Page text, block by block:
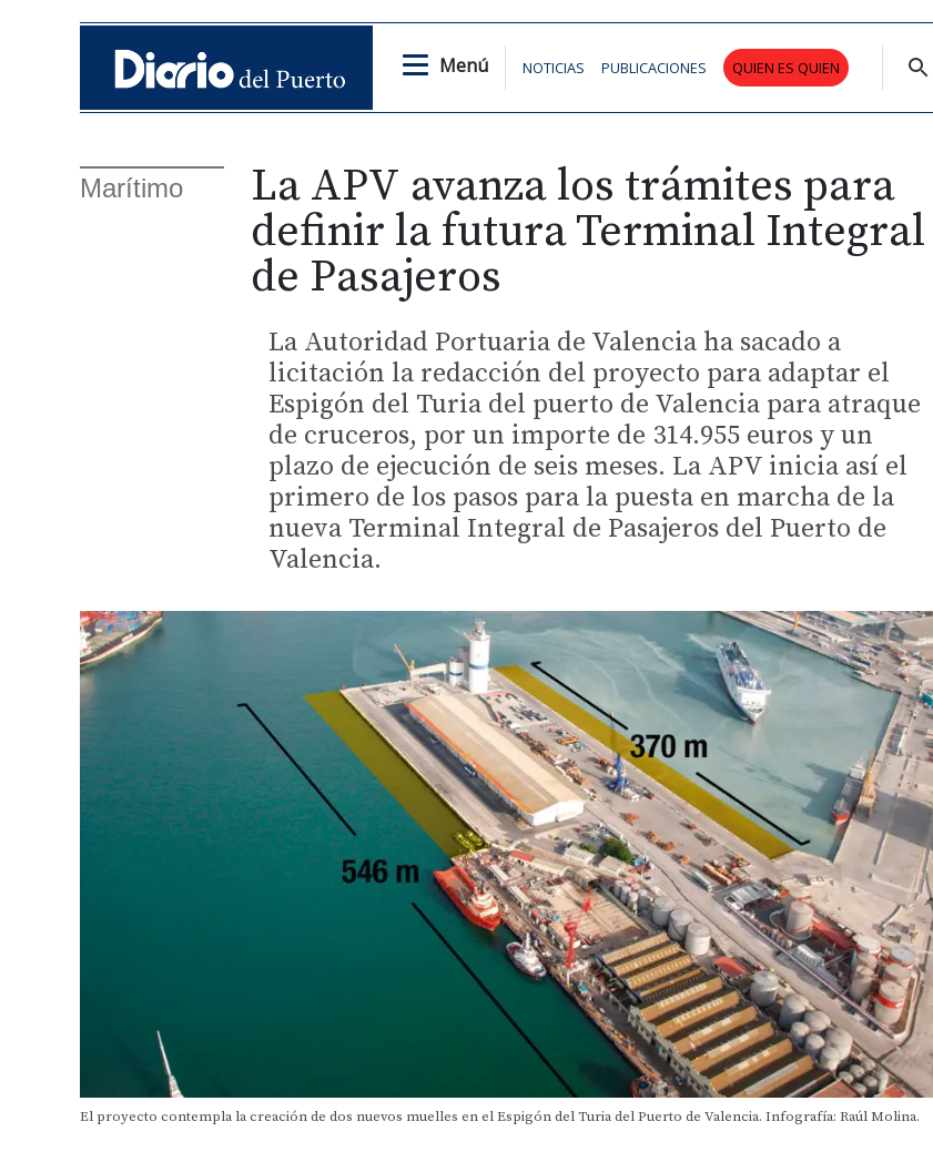
Menú NOTICIAS PUBLICACIONES QUIEN ES QUIEN
Marítimo
La APV avanza los trámites para
definir la futura Terminal Integral
de Pasajeros
La Autoridad Portuaria de Valencia ha sacado a
licitación la redacción del proyecto para adaptar el
Espigón del Turia del puerto de Valencia para atraque
de cruceros, por un importe de 314.955 euros y un
plazo de ejecución de seis meses. La APV inicia así el
primero de los pasos para la puesta en marcha de la
nueva Terminal Integral de Pasajeros del Puerto de
Valencia.
El proyecto contempla la creación de dos nuevos muelles en el Espigón del Turia del Puerto de Valencia. Infografía: Raúl Molina.